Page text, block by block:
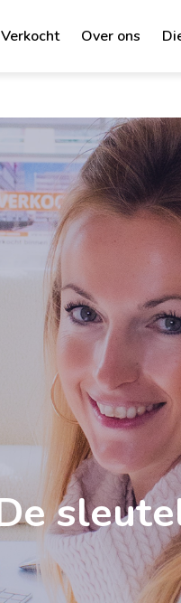
Verkocht Over ons
De